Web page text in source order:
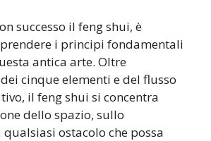
successo il feng shui, è
i principi fondamentali
antica arte. Oltre
cinque elementi e del flusso
il feng shui si concentra
dello spazio, sullo
ostacolo che possa